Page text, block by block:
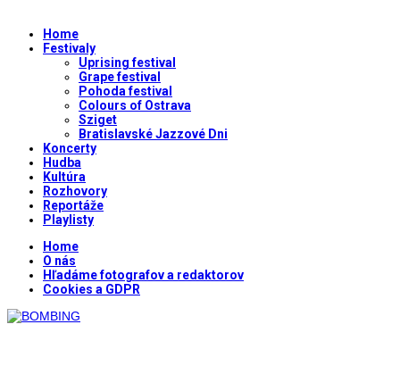
Home
Festivaly
Uprising festival
Grape festival
Pohoda festival
Colours of Ostrava
Sziget
Bratislavské Jazzové Dni
Koncerty
Hudba
Kultúra
Rozhovory
Reportáže
Playlisty
Home
O nás
Hľadáme fotografov a redaktorov
Cookies a GDPR